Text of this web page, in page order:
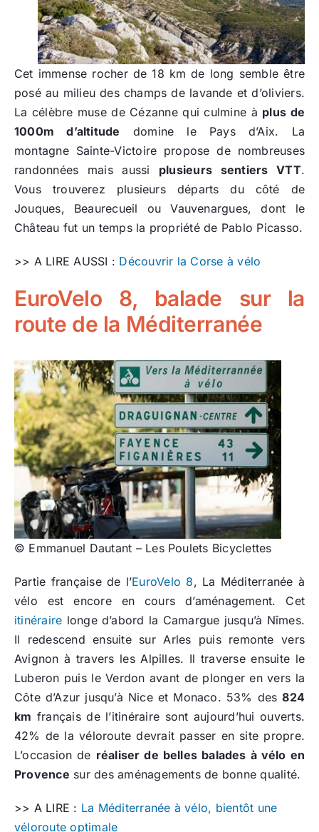
Cet immense rocher de 18 km de long semble être
posé au milieu des champs de lavande et d’oliviers.
La célèbre muse de Cézanne qui culmine à plus de
1000m d’altitude domine le Pays d’Aix. La
montagne Sainte-Victoire propose de nombreuses
randonnées mais aussi plusieurs sentiers VTT.
Vous trouverez plusieurs départs du côté de
Jouques, Beaurecueil ou Vauvenargues, dont le
Château fut un temps la propriété de Pablo Picasso.
>> A LIRE AUSSI : Découvrir la Corse à vélo
EuroVelo 8, balade sur la
route de la Méditerranée
© Emmanuel Dautant – Les Poulets Bicyclettes
Partie française de l’EuroVelo 8, La Méditerranée à
vélo est encore en cours d’aménagement. Cet
itinéraire longe d’abord la Camargue jusqu’à Nîmes.
Il redescend ensuite sur Arles puis remonte vers
Avignon à travers les Alpilles. Il traverse ensuite le
Luberon puis le Verdon avant de plonger en vers la
Côte d’Azur jusqu’à Nice et Monaco. 53% des824
km français de l’itinéraire sont aujourd’hui ouverts.
42% de la véloroute devrait passer en site propre.
L’occasion de réaliser de belles balades à vélo en
Provence sur des aménagements de bonne qualité.
>> A LIRE : La Méditerranée à vélo, bientôt une
véloroute optimale